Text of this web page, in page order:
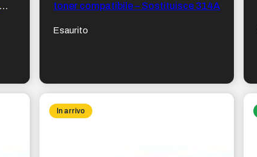
toner compatibile – Sostituisce 314A
Esaurito
In arrivo